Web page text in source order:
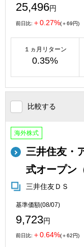
25,496円
前日比: ＋0.27%(＋69円)
１ヵ月リターン
0.35%
比較する
海外株式
三井住友・
式オープン
三井住友ＤＳ
基準価額(08/07)
9,723円
前日比: ＋0.64%(＋62円)